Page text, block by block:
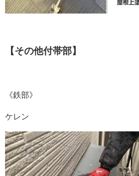
【その他付帯部】
《鉄部》
ケレン